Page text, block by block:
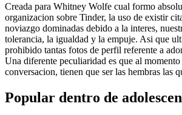
Creada para Whitney Wolfe cual formo
organizacion sobre Tinder, la uso de existir
noviazgo dominadas debido a la interes,
tolerancia, la igualdad y la empuje. Asi que
prohibido tantas fotos de perfil referente a
Una diferente peculiaridad es que al
conversacion, tienen que ser las hembras las
Popular dentro de